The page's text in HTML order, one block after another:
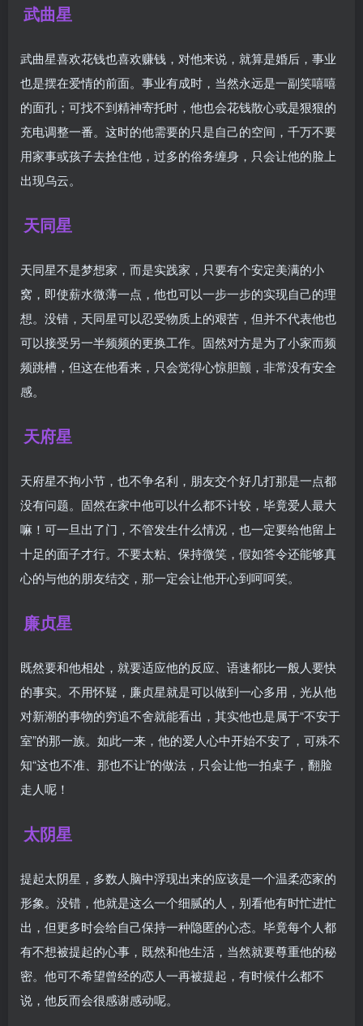
武曲星
武曲星喜欢花钱也喜欢赚钱，对他来说，就算是婚后，事业
也是摆在爱情的前面。事业有成时，当然永远是一副笑嘻嘻
的面孔；可找不到精神寄托时，他也会花钱散心或是狠狠的
充电调整一番。这时的他需要的只是自己的空间，千万不要
用家事或孩子去拴住他，过多的俗务缠身，只会让他的脸上
出现乌云。
天同星
天同星不是梦想家，而是实践家，只要有个安定美满的小
窝，即使薪水微薄一点，他也可以一步一步的实现自己的理
想。没错，天同星可以忍受物质上的艰苦，但并不代表他也
可以接受另一半频频的更换工作。固然对方是为了小家而频
频跳槽，但这在他看来，只会觉得心惊胆颤，非常没有安全
感。
天府星
天府星不拘小节，也不争名利，朋友交个好几打那是一点都
没有问题。固然在家中他可以什么都不计较，毕竟爱人最大
嘛！可一旦出了门，不管发生什么情况，也一定要给他留上
十足的面子才行。不要太粘、保持微笑，假如答令还能够真
心的与他的朋友结交，那一定会让他开心到呵呵笑。
廉贞星
既然要和他相处，就要适应他的反应、语速都比一般人要快
的事实。不用怀疑，廉贞星就是可以做到一心多用，光从他
对新潮的事物的穷追不舍就能看出，其实他也是属于“不安于
室”的那一族。如此一来，他的爱人心中开始不安了，可殊不
知“这也不准、那也不让”的做法，只会让他一拍桌子，翻脸
走人呢！
太阴星
提起太阴星，多数人脑中浮现出来的应该是一个温柔恋家的
形象。没错，他就是这么一个细腻的人，别看他有时忙进忙
出，但更多时会给自己保持一种隐匿的心态。毕竟每个人都
有不想被提起的心事，既然和他生活，当然就要尊重他的秘
密。他可不希望曾经的恋人一再被提起，有时候什么都不
说，他反而会很感谢感动呢。